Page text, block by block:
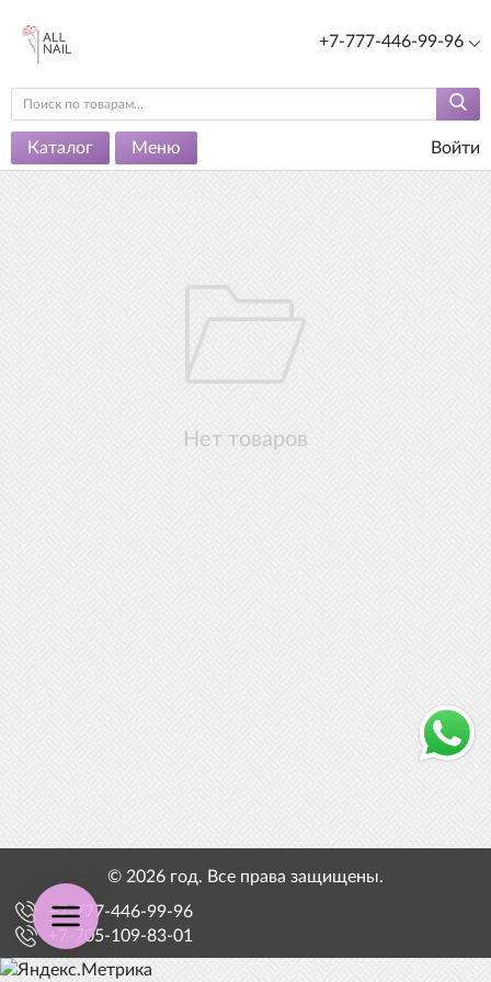
+7-777-446-99-96
Каталог Меню Войти
Нет товаров
© 2026 год. Все права защищены.
+7-777-446-99-96
+7-705-109-83-01